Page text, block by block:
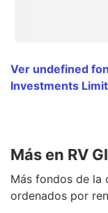
Ver undefined
Investments
Más en RV
Más fondos de la
ordenados por